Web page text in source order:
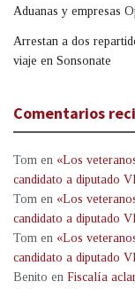
Aduanas y empresas
Arrestan a dos
viaje en Sonsonate
Comentarios
Tom en «Los
candidato a diputado
Tom en «Los
candidato a diputado
Tom en «Los
candidato a diputado
Benito en Fiscalía